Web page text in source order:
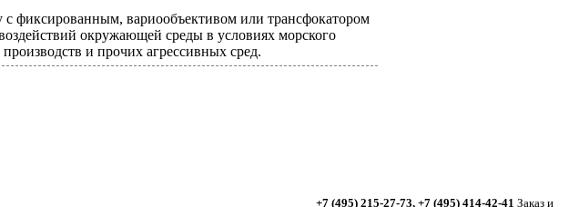
с фиксированным, вариообъективом или трансфокатором
окружающей среды в условиях морского
и прочих агрессивных сред.
+7 (495) 215-27-73, +7 (495) 414-42-41 Заказ и